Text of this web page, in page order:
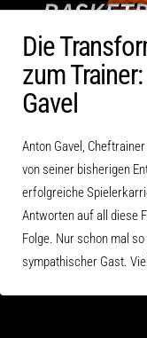
Die
zum
Gavel
Anton Gavel,
von seiner bisherigen
erfolgreiche
Antworten auf all diese
Folge. Nur schon mal
sympathischer Gast.